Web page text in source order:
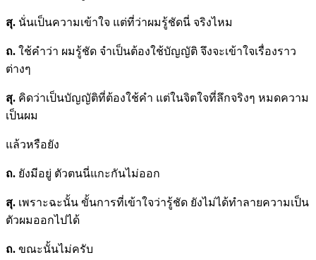
สุ. นั่นเป็นความเข้าใจ แต่ที่ว่าผมรู้ชัดนี่ จริงไหม
ถ. ใช้คำว่า ผมรู้ชัด จำเป็นต้องใช้บัญญัติ จึงจะเข้าใจเรื่องราว
ต่างๆ
สุ. คิดว่าเป็นบัญญัติที่ต้องใช้คำ แต่ในจิตใจที่ลึกจริงๆ หมดความ
เป็นผม
แล้วหรือยัง
ถ. ยังมีอยู่ ตัวตนนี่แกะกันไม่ออก
สุ. เพราะฉะนั้น ขั้นการที่เข้าใจว่ารู้ชัด ยังไม่ได้ทำลายความเป็น
ตัวผมออกไปได้
ถ. ขณะนั้นไม่ครับ